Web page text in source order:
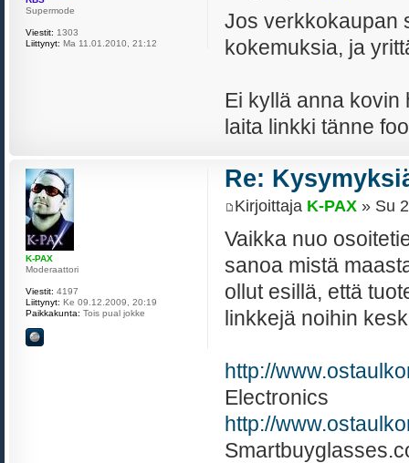
Jos verkkokaupan
kokemuksia, ja
Ei kyllä anna kovin
laita linkki tänne
Supermode
Viestit: 1303
Liittynyt: Ma 11.01.2010, 21:12
Re:
Kirjoittaja K-PAX» Su
Vaikka nuo
sanoa mistä
ollut esillä, että
linkkejä noihin
http://
Electronics
http://
K-PAX
Moderaattori
Viestit: 4197
Liittynyt: Ke 09.12.2009, 20:19
Paikkakunta: Tois pual jokke